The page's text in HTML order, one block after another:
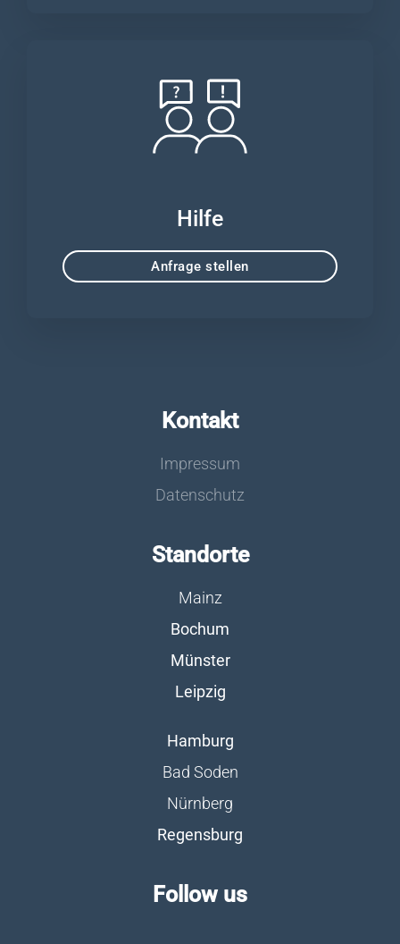
Hilfe
Anfrage stellen
Kontakt
Impressum
Datenschutz
Standorte
Mainz
Bochum
Münster
Leipzig
Hamburg
Bad Soden
Nürnberg
Regensburg
Follow us